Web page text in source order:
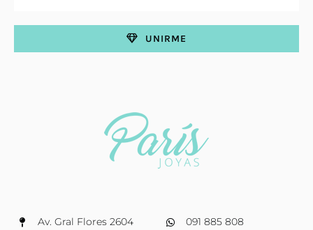
Av. Gral Flores 2604
091 885 808
UNIRME